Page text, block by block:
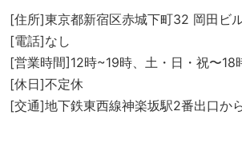
[住所]東京都新宿区赤城下町32 岡田ビ
[電話]なし
[営業時間]12時~19時、土・日・祝〜18
[休日]不定休
[交通]地下鉄東西線神楽坂駅2番出口か